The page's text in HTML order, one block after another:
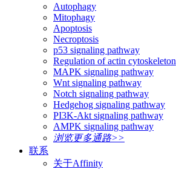
Autophagy
Mitophagy
Apoptosis
Necroptosis
p53 signaling pathway
Regulation of actin cytoskeleton
MAPK signaling pathway
Wnt signaling pathway
Notch signaling pathway
Hedgehog signaling pathway
PI3K-Akt signaling pathway
AMPK signaling pathway
浏览更多通路>>
联系
关于Affinity